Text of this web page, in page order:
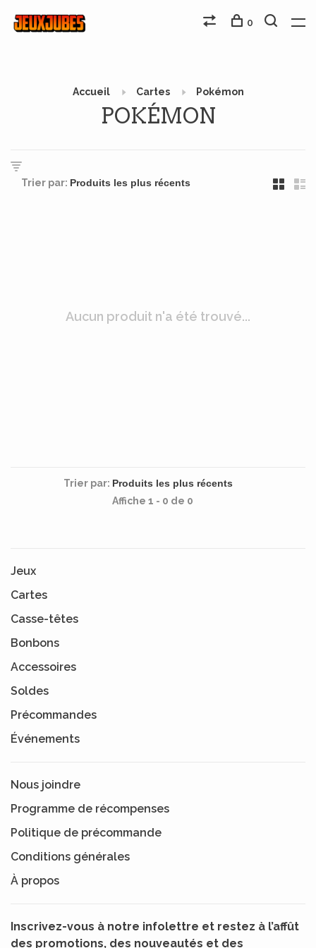
0
Accueil Cartes Pokémon
POKÉMON
Trier par:
Aucun produit n'a été trouvé...
Trier par:
Affiche 1 - 0 de 0
Jeux
Cartes
Casse-têtes
Bonbons
Accessoires
Soldes
Précommandes
Événements
Nous joindre
Programme de récompenses
Politique de précommande
Conditions générales
À propos
Inscrivez-vous à notre infolettre et restez à l’affût
des promotions, des nouveautés et des